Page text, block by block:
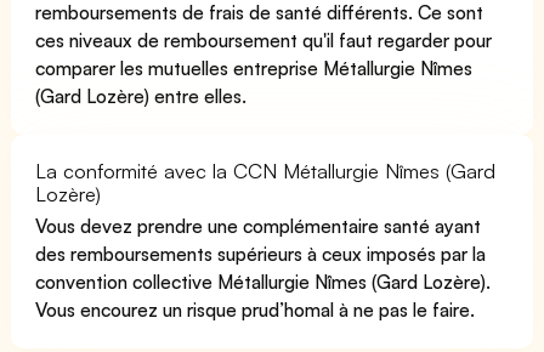
remboursements de frais de santé différents. Ce sont
ces niveaux de remboursement qu'il faut regarder pour
comparer les mutuelles entreprise Métallurgie Nîmes
(Gard Lozère) entre elles.
La conformité avec la CCN Métallurgie Nîmes (Gard
Lozère)
Vous devez prendre une complémentaire santé ayant
des remboursements supérieurs à ceux imposés par la
convention collective Métallurgie Nîmes (Gard Lozère).
Vous encourez un risque prud’homal à ne pas le faire.